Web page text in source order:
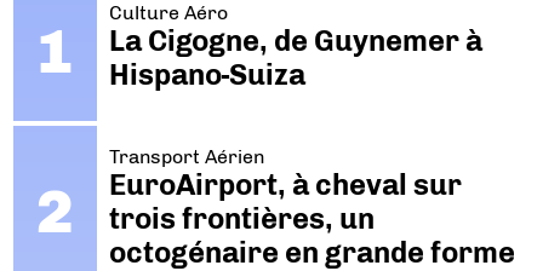
Culture Aéro
La Cigogne, de Guynemer à
Hispano-Suiza
Transport Aérien
EuroAirport, à cheval sur
trois frontières, un
octogénaire en grande forme